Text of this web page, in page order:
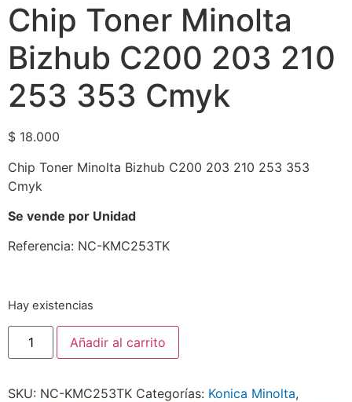
Chip Toner Minolta
Bizhub C200 203 210
253 353 Cmyk
$ 18.000
Chip Toner Minolta Bizhub C200 203 210 253 353
Cmyk
Se vende por Unidad
Referencia: NC-KMC253TK
Hay existencias
Añadir al carrito
SKU: NC-KMC253TK Categorías: Konica Minolta,